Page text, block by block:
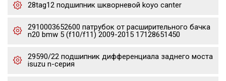
28tag12 подшипник шкворневой koyo canter
2910003652600 патрубок от расширительного бачка
n20 bmw 5 (f10/f11) 2009-2015 17128651450
29590/22 подшипник дифференциала заднего моста
isuzu n-серия